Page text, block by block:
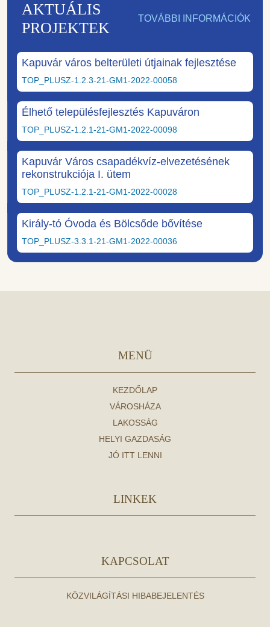
AKTUÁLIS
PROJEKTEK
TOVÁBBI INFORMÁCIÓK
Kapuvár város belterületi útjainak fejlesztése
TOP_PLUSZ-1.2.3-21-GM1-2022-00058
Élhető településfejlesztés Kapuváron
TOP_PLUSZ-1.2.1-21-GM1-2022-00098
Kapuvár Város csapadékvíz-elvezetésének
rekonstrukciója I. ütem
TOP_PLUSZ-1.2.1-21-GM1-2022-00028
Király-tó Óvoda és Bölcsőde bővítése
TOP_PLUSZ-3.3.1-21-GM1-2022-00036
MENÜ
KEZDŐLAP
VÁROSHÁZA
LAKOSSÁG
HELYI GAZDASÁG
JÓ ITT LENNI
LINKEK
KAPCSOLAT
KÖZVILÁGÍTÁSI HIBABEJELENTÉS